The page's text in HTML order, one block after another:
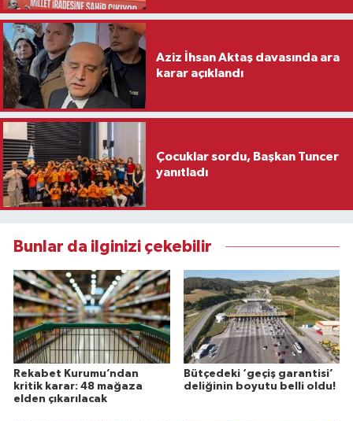
Aziz İhsan Aktaş davasında ara
karar açıklandı
Çocuklar sordu, Başkan Tuncer
yanıtladı
Bunlar da ilginizi çekebilir
Rekabet Kurumu’ndan
kritik karar: 48 mağaza
elden çıkarılacak
Bütçedeki ‘geçiş garantisi’
deliğinin boyutu belli oldu!